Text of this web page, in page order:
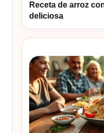
Receta de arroz
deliciosa